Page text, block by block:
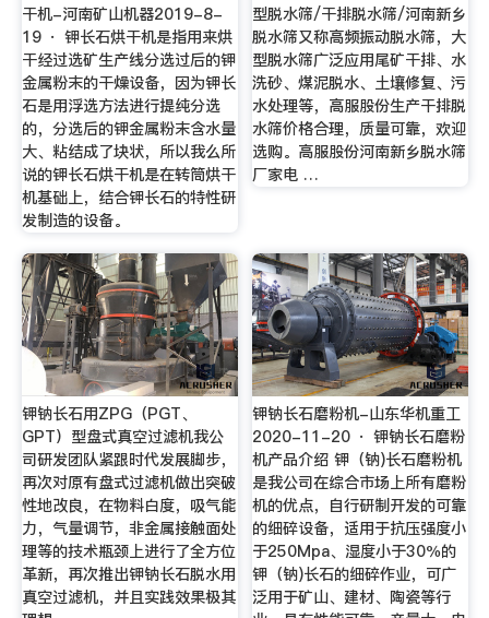
干机-河南矿山机器2019-8-
19 · 钾长石烘干机是指用来烘
干经过选矿生产线分选过后的钾
金属粉末的干燥设备，因为钾长
石是用浮选方法进行提纯分选
的，分选后的钾金属粉末含水量
大、粘结成了块状，所以我么所
说的钾长石烘干机是在转筒烘干
机基础上，结合钾长石的特性研
发制造的设备。
型脱水筛/干排脱水筛/河南新乡
脱水筛又称高频振动脱水筛，大
型脱水筛广泛应用尾矿干排、水
洗砂、煤泥脱水、土壤修复、污
水处理等，高服股份生产干排脱
水筛价格合理，质量可靠，欢迎
选购。高服股份河南新乡脱水筛
厂家电 …
钾钠长石用ZPG（PGT、
GPT）型盘式真空过滤机我公
司研发团队紧跟时代发展脚步，
再次对原有盘式过滤机做出突破
性地改良，在物料白度，吸气能
力，气量调节，非金属接触面处
理等的技术瓶颈上进行了全方位
革新，再次推出钾钠长石脱水用
真空过滤机，并且实践效果极其
钾钠长石磨粉机-山东华机重工
2020-11-20 · 钾钠长石磨粉
机产品介绍 钾（钠)长石磨粉机
是我公司在综合市场上所有磨粉
机的优点，自行研制开发的可靠
的细碎设备，适用于抗压强度小
于250Mpa、湿度小于30％的
钾（钠)长石的细碎作业，可广
泛用于矿山、建材、陶瓷等行